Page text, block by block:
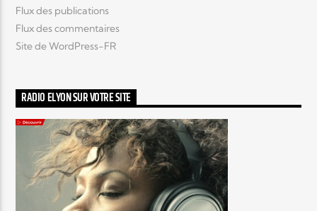
Flux des publications
Flux des commentaires
Site de WordPress-FR
RADIO ELYON SUR VOTRE SITE